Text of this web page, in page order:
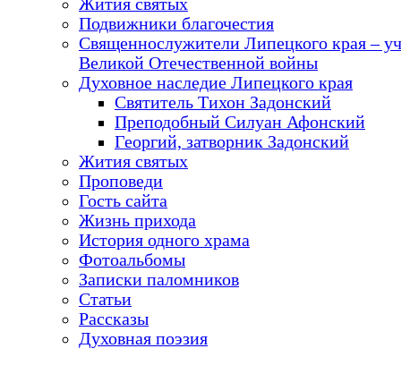
Жития святых
Подвижники благочестия
Священнослужители Липецкого края –
Великой Отечественной войны
Духовное наследие Липецкого края
Святитель Тихон Задонский
Преподобный Силуан Афонский
Георгий, затворник Задонский
Жития святых
Проповеди
Гость сайта
Жизнь прихода
История одного храма
Фотоальбомы
Записки паломников
Статьи
Рассказы
Духовная поэзия